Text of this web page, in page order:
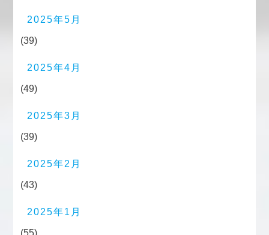
2025年5月
(39)
2025年4月
(49)
2025年3月
(39)
2025年2月
(43)
2025年1月
(55)